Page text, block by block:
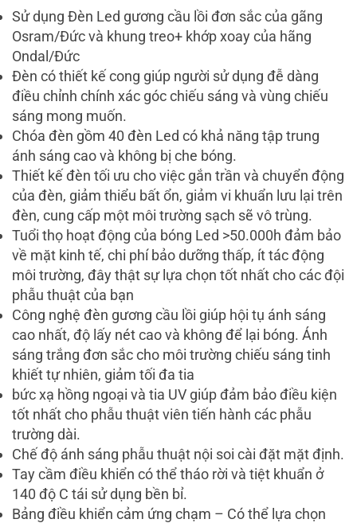
Sử dụng Đèn Led gương cầu lồi đơn sắc của gãng
Osram/Đức và khung treo+ khớp xoay của hãng
Ondal/Đức
Đèn có thiết kế cong giúp người sử dụng đễ dàng
điều chỉnh chính xác góc chiếu sáng và vùng chiếu
sáng mong muốn.
Chóa đèn gồm 40 đèn Led có khả năng tập trung
ánh sáng cao và không bị che bóng.
Thiết kế đèn tối ưu cho việc gắn trần và chuyển động
của đèn, giảm thiểu bất ổn, giảm vi khuẩn lưu lại trên
đèn, cung cấp một môi trường sạch sẽ vô trùng.
Tuổi thọ hoạt động của bóng Led >50.000h đảm bảo
về mặt kinh tế, chi phí bảo dưỡng thấp, ít tác động
môi trường, đây thật sự lựa chọn tốt nhất cho các đội
phẫu thuật của bạn
Công nghệ đèn gương cầu lồi giúp hội tụ ánh sáng
cao nhất, độ lấy nét cao và không để lại bóng. Ánh
sáng trắng đơn sắc cho môi trường chiếu sáng tinh
khiết tự nhiên, giảm tối đa tia
bức xạ hồng ngoại và tia UV giúp đảm bảo điều kiện
tốt nhất cho phẫu thuật viên tiến hành các phẫu
trường dài.
Chế độ ánh sáng phẫu thuật nội soi cài đặt mặt định.
Tay cầm điều khiển có thể tháo rời và tiệt khuẩn ở
140 độ C tái sử dụng bền bỉ.
Bảng điều khiển cảm ứng chạm – Có thể lựa chọn